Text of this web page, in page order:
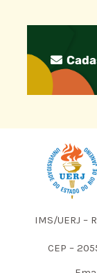
IMS/UERJ –
CEP –